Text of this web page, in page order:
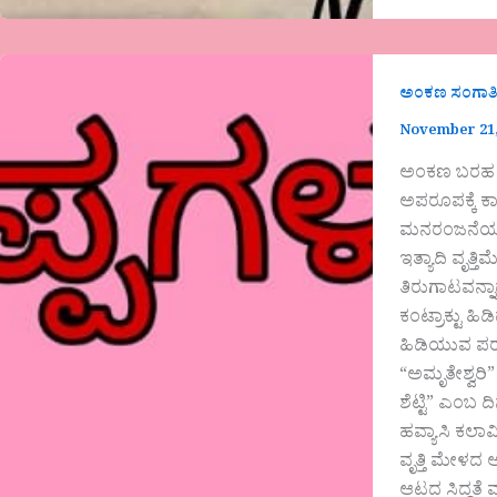
ಅಂಕಣ ಸಂಗಾತಿ
November
ಅಂಕಣ ಬರಹ
ಅಪರೂಪಕ್ಕೆ
ಮನರಂಜನೆಯ
ಇತ್ಯಾದಿ
ಕಂಟ್ರಾಕ್ಟು
ಹಿಡಿಯುವ
ಶೆಟ್ಟಿ” ಎಂಬ
ಹವ್ಯಾಸಿ
ವೃತ್ತಿ